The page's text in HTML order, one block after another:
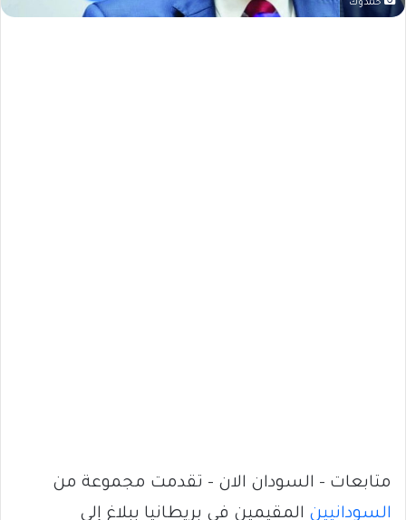
حمدوك
متابعات – السودان الان – تقدمت مجموعة من
السودانيين المقيمين في بريطانيا ببلاغ إلى